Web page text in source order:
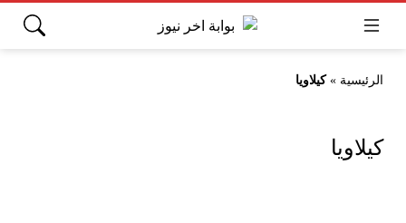
الرئيسية »كيلاويا
كيلاويا